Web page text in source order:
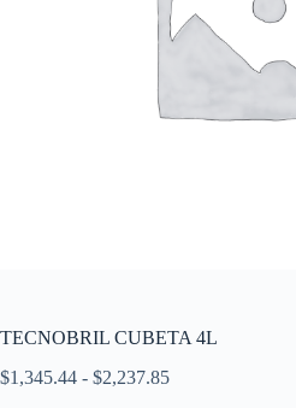
TECNOBRIL CUBETA 4L
$1,345.44 - $2,237.85Rango